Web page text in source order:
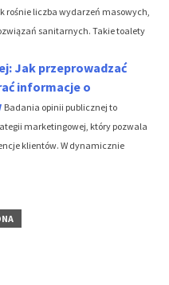
rośnie liczba wydarzeń masowych,
sanitarnych. Takie toalety
Jak przeprowadzać
informacje o
Badania opinii publicznej to
marketingowej, który pozwala
klientów. W dynamicznie